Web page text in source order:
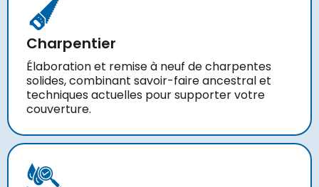
Charpentier
Élaboration et remise à neuf de charpentes
solides, combinant savoir-faire ancestral et
techniques actuelles pour supporter votre
couverture.